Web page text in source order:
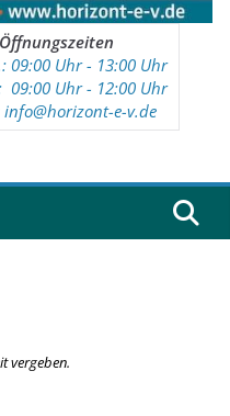
Öffnungszeiten
09:00 Uhr - 13:00 Uhr
09:00 Uhr - 12:00 Uhr
info@horizont-e-v.de
vergeben.